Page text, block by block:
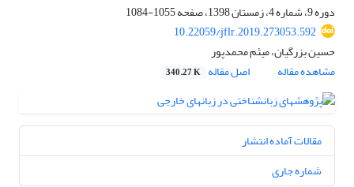
دوره 9، شماره 4، زمستان 1398، صفحه
1055-1084
10.22059/jflr.2019.273053.592
حسین بزرگیان، میثم محمدپور
مشاهده مقاله
اصل مقاله 340.27 K
مقالات آماده انتشار
شماره جاری